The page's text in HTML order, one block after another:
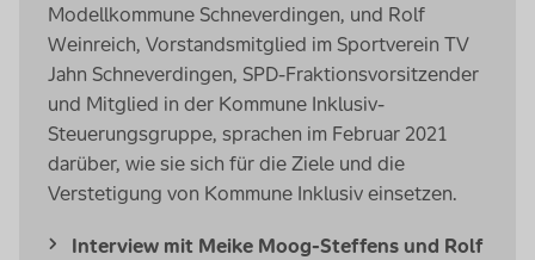
Modellkommune Schneverdingen, und Rolf
Weinreich, Vorstandsmitglied im Sportverein TV
Jahn Schneverdingen, SPD-Fraktionsvorsitzender
und Mitglied in der Kommune Inklusiv-
Steuerungsgruppe, sprachen im Februar 2021
darüber, wie sie sich für die Ziele und die
Verstetigung von Kommune Inklusiv einsetzen.
Interview mit Meike Moog-Steffens und Rolf